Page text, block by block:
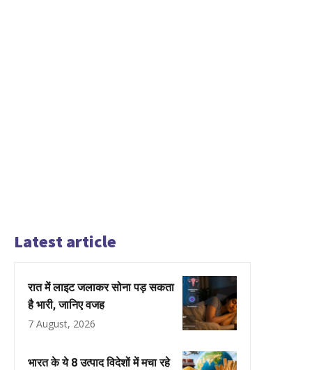
Latest article
रात में लाइट जलाकर सोना पड़ सकता
है भारी, जानिए वजह
7 August, 2026
भारत के ये 8 उत्पाद विदेशों में मचा रहे